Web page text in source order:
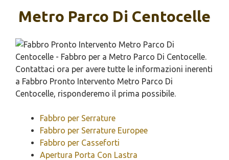
Metro Parco Di Centocelle
Fabbro per Serrature
Fabbro per Serrature Europee
Fabbro per Casseforti
Apertura Porta Con Lastra